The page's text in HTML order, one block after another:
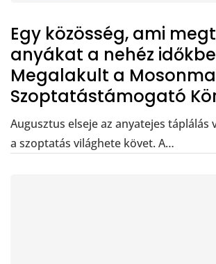
Egy közösség, ami
anyákat a nehéz
Megalakult a
Szoptatástámogató
Augusztus elseje az anyatejes táplálás
a szoptatás világhete követ. A…